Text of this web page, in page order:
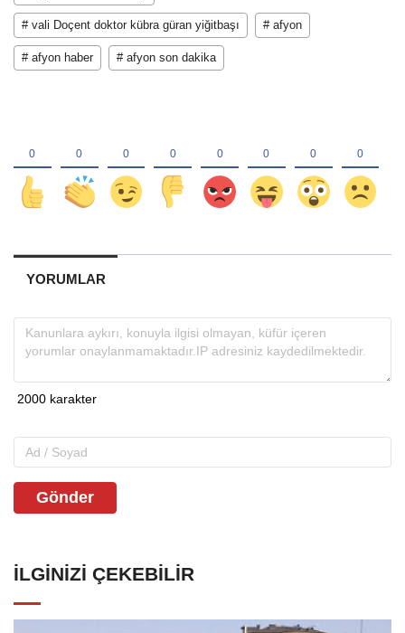
# vali Doçent doktor kübra güran yiğitbaşı # afyon
# afyon haber # afyon son dakika
YORUMLAR
Gönder
İLGINIZI ÇEKEBILIR